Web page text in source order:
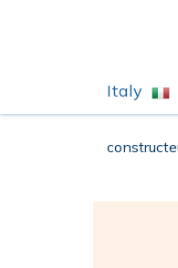
Italy